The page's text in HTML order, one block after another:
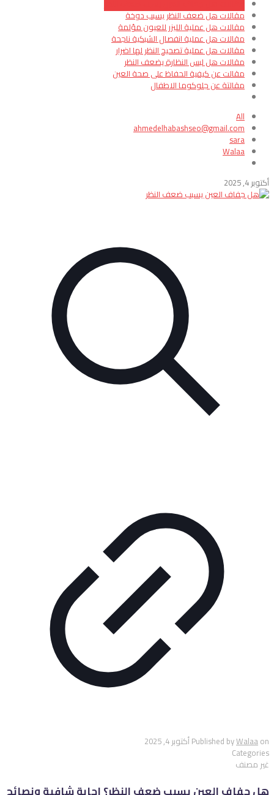
مقالات هل ضعف النظر يسبب دوخة
مقالات هل عملية الليزر للعيون مؤلمة
مقالات هل عملية انفصال الشبكية ناجحة
مقالات هل عملية تصحيح النظر لها اضرار
مقالات هل لبس النظارة يضعف النظر
مقالت عن كيفية الحفاظ على صحة العين
مقالتة عن جلوكوما الاطفال
All
ahmedelhabashseo@gmail.com
sara
Walaa
أكتوبر 4, 2025
Published byWalaaon أكتوبر 4, 2025
Categories
غير مصنف